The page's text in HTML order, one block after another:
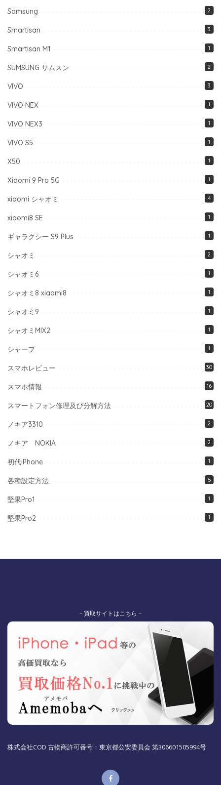
Samsung 2
Smartisan 3
Smartisan M1 1
SUMSUNG サムスン 2
VIVO 3
VIVO NEX 1
VIVO NEX3 1
VIVO S5 1
X50 1
Xiaomi 9 Pro 5G 1
xiaomi シャオミ 4
xiaomi8 SE 1
ギャラクシー S9 Plus 1
シャオミ 2
シャオミ6 1
シャオミ8 xiaomi8 1
シャオミ9 1
シャオミMIX2 1
シャープ 1
スマホレビュー 30
スマホ情報 16
スマートフォン修理及び分解方法 20
ノキア3310 2
ノキア NOKIA 2
初代iPhone 1
各種設定方法 5
堅果Pro1 1
堅果Pro2 1
– 買取サイトはこちら –
株式会社COD 古物商許可番号：東京都公安委員会 第306601505994号